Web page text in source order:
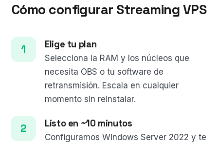
Cómo configurar Streaming VPS
Elige tu plan
Selecciona la RAM y los núcleos que
necesita OBS o tu software de
retransmisión. Escala en cualquier
momento sin reinstalar.
Listo en ~10 minutos
Configuramos Windows Server 2022 y te